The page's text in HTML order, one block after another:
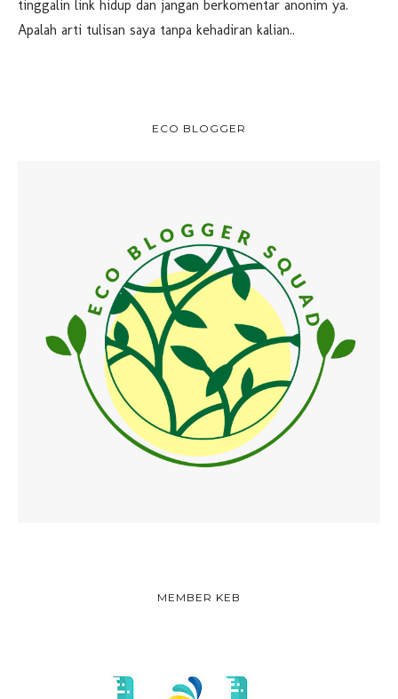
tinggalin link hidup dan jangan berkomentar anonim ya.
Apalah arti tulisan saya tanpa kehadiran kalian..
ECO BLOGGER
MEMBER KEB